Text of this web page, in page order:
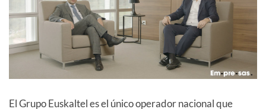
El Grupo Euskaltel es el único operador nacional que